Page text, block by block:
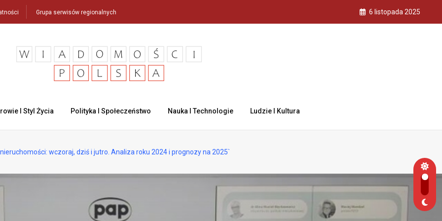
Grupa serwisów regionalnych 6 listopada 2025
I Styl Życia Polityka I Społeczeństwo Nauka I Technologie Ludzie I Kultura
wczoraj, dziś i jutro. Analiza roku 2024 i prognozy na 2025`